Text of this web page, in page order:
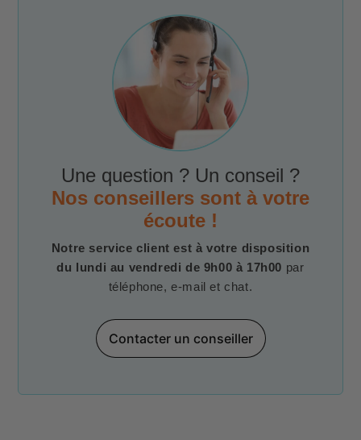
Une question ? Un conseil ?
Nos conseillers sont à votre
écoute !
Notre service client est à votre disposition
du lundi au vendredi de 9h00 à 17h00 par
téléphone, e-mail et chat.
Contacter un conseiller